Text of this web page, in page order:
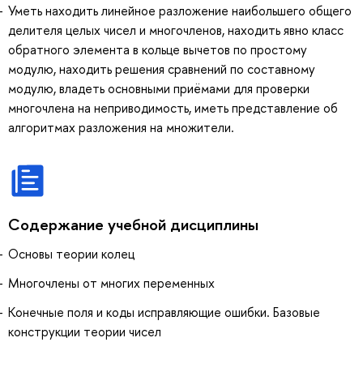
Уметь находить линейное разложение наибольшего общего
делителя целых чисел и многочленов, находить явно класс
обратного элемента в кольце вычетов по простому
модулю, находить решения сравнений по составному
модулю, владеть основными приёмами для проверки
многочлена на неприводимость, иметь представление об
алгоритмах разложения на множители.
Содержание учебной дисциплины
Основы теории колец
Многочлены от многих переменных
Конечные поля и коды исправляющие ошибки. Базовые
конструкции теории чисел